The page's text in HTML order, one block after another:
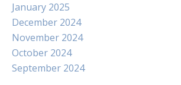
January 2025
December 2024
November 2024
October 2024
September 2024